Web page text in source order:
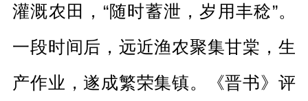
灌溉农田，“随时蓄泄，岁用丰稔”。
一段时间后，远近渔农聚集甘棠，生
产作业，遂成繁荣集镇。《晋书》评